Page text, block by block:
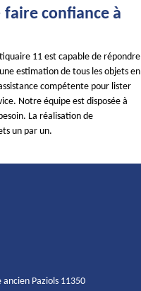
faire confiance à
11 est capable de répondre
estimation de tous les objets en
compétente pour lister
Notre équipe est disposée à
La réalisation de
un par un.
Paziols 11350